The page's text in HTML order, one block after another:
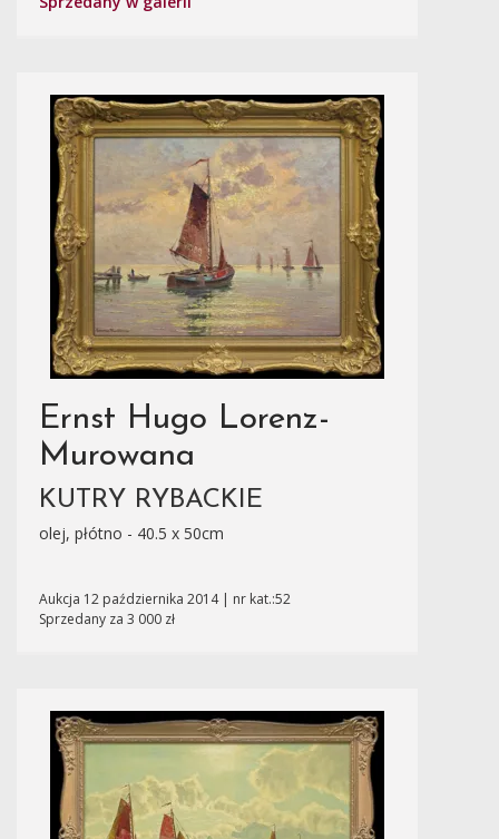
Ernst Hugo Lorenz-
Murowana
KUTRY RYBACKIE
olej, płótno - 40.5 x 50cm
Aukcja 12 października 2014 | nr kat.:52
Sprzedany za 3 000 zł